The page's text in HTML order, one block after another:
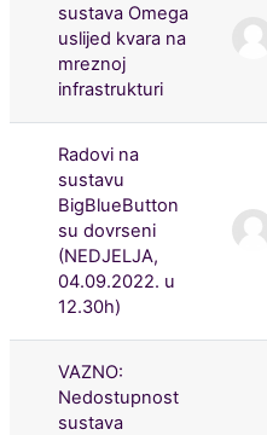
sustava Omega
uslijed kvara na
mreznoj
infrastrukturi
Radovi na
sustavu
BigBlueButton
su dovrseni
(NEDJELJA,
04.09.2022. u
12.30h)
VAZNO:
Nedostupnost
sustava